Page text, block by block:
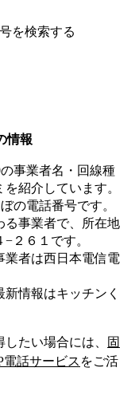
情報
の事業者名・回線種
紹介しています。
の電話番号です。
る事業者で、所在地
２６１ です。
業者は西日本電信電
新情報はキッチンく
したい場合には、
固
電話サービス をご活